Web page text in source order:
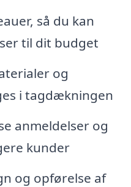
så du kan
til dit budget
og
i tagdækningen
anmeldelser og
kunder
og opførelse af